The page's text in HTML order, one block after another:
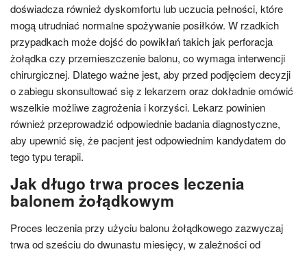
doświadcza również dyskomfortu lub uczucia pełności, które
mogą utrudniać normalne spożywanie posiłków. W rzadkich
przypadkach może dojść do powikłań takich jak perforacja
żołądka czy przemieszczenie balonu, co wymaga interwencji
chirurgicznej. Dlatego ważne jest, aby przed podjęciem decyzji
o zabiegu skonsultować się z lekarzem oraz dokładnie omówić
wszelkie możliwe zagrożenia i korzyści. Lekarz powinien
również przeprowadzić odpowiednie badania diagnostyczne,
aby upewnić się, że pacjent jest odpowiednim kandydatem do
tego typu terapii.
Jak długo trwa proces leczenia
balonem żołądkowym
Proces leczenia przy użyciu balonu żołądkowego zazwyczaj
trwa od sześciu do dwunastu miesięcy, w zależności od